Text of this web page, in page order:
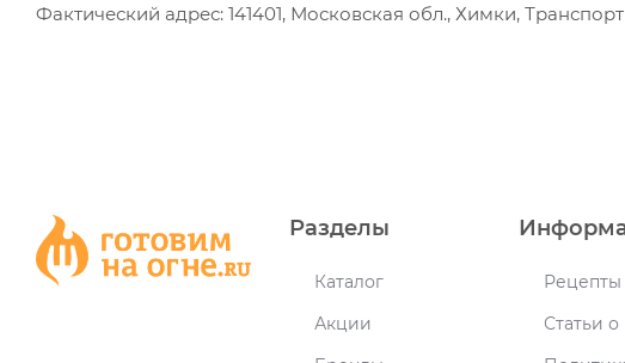
Фактический адрес: 141401, Московская обл., Химки,
Разделы
Каталог
Акции
Статьи о